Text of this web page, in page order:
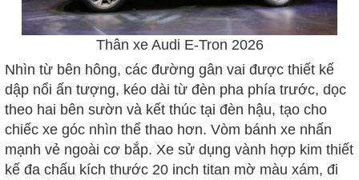
Thân xe Audi E-Tron 2026
Nhìn từ bên hông, các đường gân vai được thiết kế
dập nổi ấn tượng, kéo dài từ đèn pha phía trước, dọc
theo hai bên sườn và kết thúc tại đèn hậu, tạo cho
chiếc xe góc nhìn thể thao hơn. Vòm bánh xe nhấn
mạnh vẻ ngoài cơ bắp. Xe sử dụng vành hợp kim thiết
kế đa chấu kích thước 20 inch titan mờ màu xám, đi